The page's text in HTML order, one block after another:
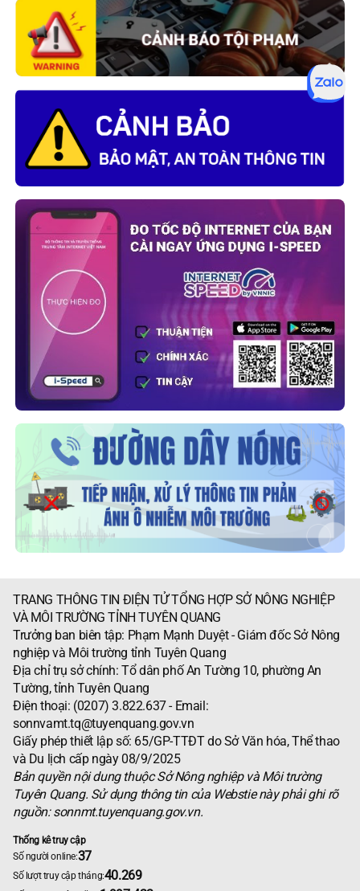
TRANG THÔNG TIN ĐIỆN TỬ TỔNG HỢP SỞ NÔNG NGHIỆP
VÀ MÔI TRƯỜNG TỈNH TUYÊN QUANG
Trưởng ban biên tập: Phạm Mạnh Duyệt - Giám đốc Sở Nông
nghiệp và Môi trường tỉnh Tuyên Quang
Địa chỉ trụ sở chính: Tổ dân phố An Tường 10, phường An
Tường, tỉnh Tuyên Quang
Điện thoại: (0207) 3.822.637 - Email:
sonnvamt.tq@tuyenquang.gov.vn
Giấy phép thiết lập số: 65/GP-TTĐT do Sở Văn hóa, Thể thao
và Du lịch cấp ngày 08/9/2025
Bản quyền nội dung thuộc Sở Nông nghiệp và Môi trường
Tuyên Quang. Sử dụng thông tin của Webstie này phải ghi rõ
nguồn: sonnmt.tuyenquang.gov.vn.
Thống kê truy cập
Số người online:37
Số lượt truy cập tháng:40.269